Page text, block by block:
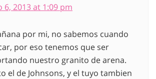
6, 2013 at 1:09 pm
por mi, no sabemos cuando
por eso tenemos que ser
nuestro granito de arena.
el de Johnsons, y el tuyo tambien